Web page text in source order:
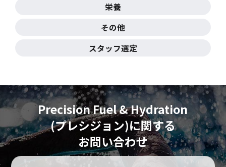
栄養
その他
スタッフ選定
Precision Fuel & Hydration
(プレシジョン)に関する
お問い合わせ